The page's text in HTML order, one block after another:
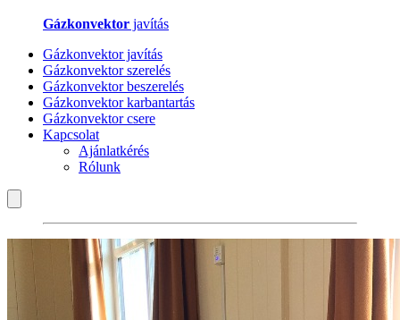
Gázkonvektor javítás
Gázkonvektor javítás
Gázkonvektor szerelés
Gázkonvektor beszerelés
Gázkonvektor karbantartás
Gázkonvektor csere
Kapcsolat
Ajánlatkérés
Rólunk